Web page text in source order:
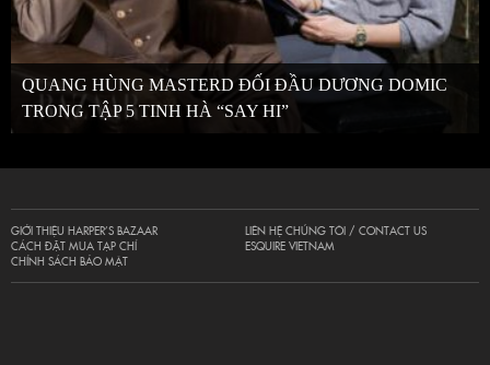
QUANG HÙNG MASTERD ĐỐI ĐẦU DƯƠNG DOMIC
TRONG TẬP 5 TINH HÀ “SAY HI”
GIỚI THIỆU HARPER’S BAZAAR
CÁCH ĐẶT MUA TẠP CHÍ
CHÍNH SÁCH BẢO MẬT
LIÊN HỆ CHÚNG TÔI / CONTACT US
ESQUIRE VIETNAM